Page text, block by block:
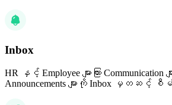
Inbox
HR နှင့် Employee များကြား
Announcements များကို Inbox မှတဆ